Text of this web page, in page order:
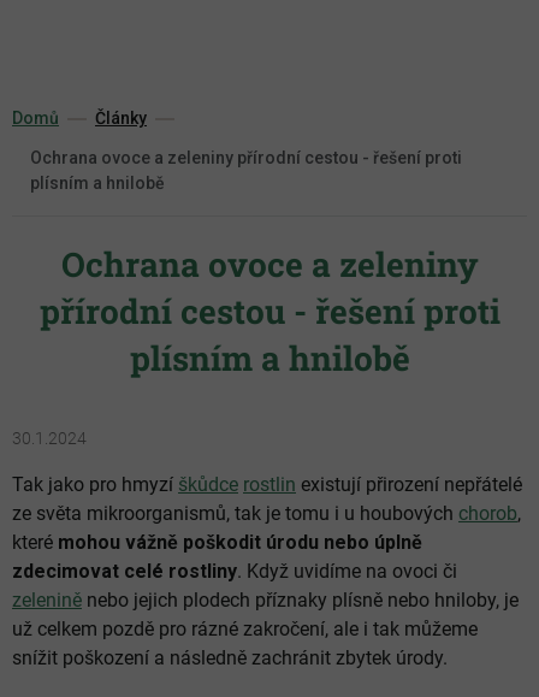
Domů Články
Ochrana ovoce a zeleniny přírodní cestou - řešení proti
plísním a hnilobě
Ochrana ovoce a zeleniny
přírodní cestou - řešení proti
plísním a hnilobě
30.1.2024
Tak jako pro hmyzí škůdce rostlin existují přirození nepřátelé
ze světa mikroorganismů, tak je tomu i u houbových chorob,
které mohou vážně poškodit úrodu nebo úplně
zdecimovat celé rostliny. Když uvidíme na ovoci či
zelenině nebo jejich plodech příznaky plísně nebo hniloby, je
už celkem pozdě pro rázné zakročení, ale i tak můžeme
snížit poškození a následně zachránit zbytek úrody.